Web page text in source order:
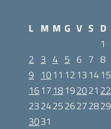
L M M G V S D
1
2 3 4 5 6 7 8
9 1011 12 13 1415
1617 18192021 22
23242526272829
3031